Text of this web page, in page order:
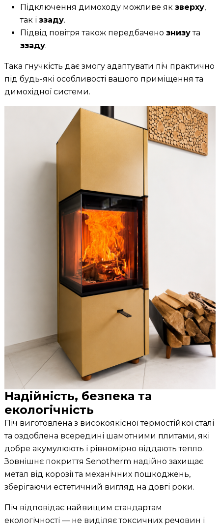
Підключення димоходу можливе як зверху,
так і ззаду.
Підвід повітря також передбачено знизута
ззаду.
Така гнучкість дає змогу адаптувати піч практично
під будь-які особливості вашого приміщення та
димохідної системи.
Надійність, безпека та
екологічність
Піч виготовлена з високоякісної термостійкої сталі
та оздоблена всередині шамотними плитами, які
добре акумулюють і рівномірно віддають тепло.
Зовнішнє покриття Senotherm надійно захищає
метал від корозії та механічних пошкоджень,
зберігаючи естетичний вигляд на довгі роки.
Піч відповідає найвищим стандартам
екологічності — не виділяє токсичних речовин і